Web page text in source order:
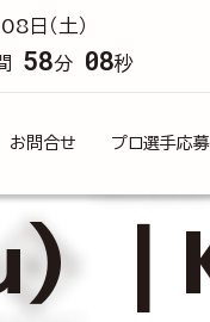
日（土）
58分 07秒
お問合せ プロ選手応募
｜